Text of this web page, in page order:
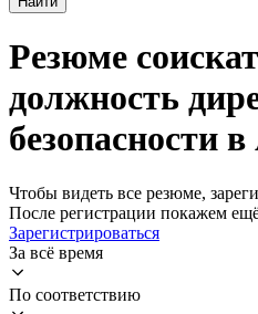
Резюме
должность
безопасности
Чтобы видеть все резюме,
После регистрации покажем
Зарегистрироваться
За всё время
По соответствию